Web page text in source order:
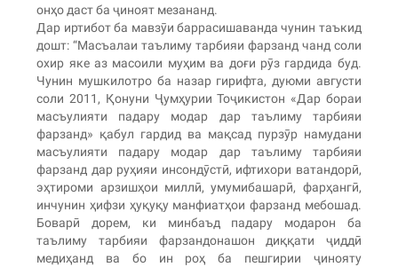
онҳо даст ба ҷиноят мезананд.
Дар иртибот ба мавзӯи баррасишаванда чунин таъкид
дошт: “Масъалаи таълиму тарбияи фарзанд чанд соли
охир яке аз масоили муҳим ва доғи рӯз гардида буд.
Чунин мушкилотро ба назар гирифта, дуюми августи
соли 2011, Қонуни Ҷумҳурии Тоҷикистон «Дар бораи
масъулияти падару модар дар таълиму тарбияи
фарзанд» қабул гардид ва мақсад пурзӯр намудани
масъулияти падару модар дар таълиму тарбияи
фарзанд дар руҳияи инсондӯстӣ, ифтихори ватандорӣ,
эҳтироми арзишҳои миллӣ, умумибашарӣ, фарҳангӣ,
инчунин ҳифзи ҳуқуқу манфиатҳои фарзанд мебошад.
Боварӣ дорем, ки минбаъд падару модарон ба
таълиму тарбияи фарзандонашон диққати ҷиддӣ
медиҳанд ва бо ин роҳ ба пешгирии ҷинояту